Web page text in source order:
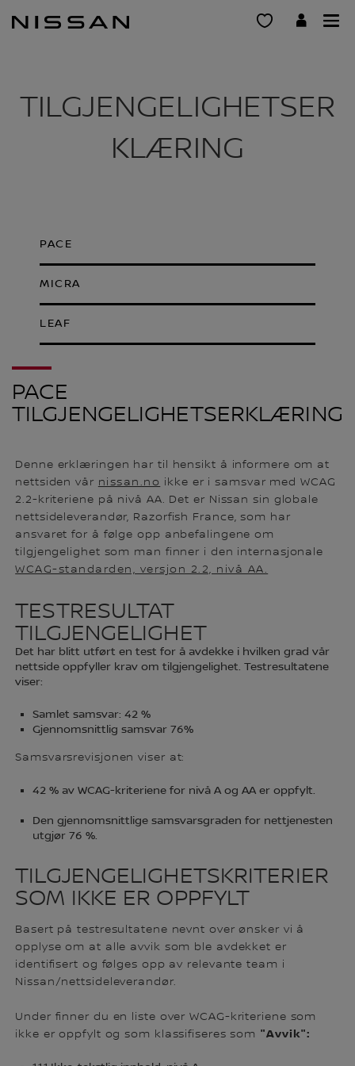
TILGJENGELIGHETSER
KLÆRING
PACE
MICRA
LEAF
PACE
TILGJENGELIGHETSERKLÆRING
Denne erklæringen har til hensikt å informere om at
nettsiden vår nissan.no ikke er i samsvar med WCAG
2.2-kriteriene på nivå AA. Det er Nissan sin globale
nettsideleverandør, Razorfish France, som har
ansvaret for å følge opp anbefalingene om
tilgjengelighet som man finner i den internasjonale
WCAG-standarden, versjon 2.2, nivå AA.
TESTRESULTAT
TILGJENGELIGHET
Det har blitt utført en test for å avdekke i hvilken grad vår
nettside oppfyller krav om tilgjengelighet. Testresultatene
viser:
Samlet samsvar: 42 %
Gjennomsnittlig samsvar 76%
Samsvarsrevisjonen viser at:
42 % av WCAG-kriteriene for nivå A og AA er oppfylt.
Den gjennomsnittlige samsvarsgraden for nettjenesten
utgjør 76 %.
TILGJENGELIGHETSKRITERIER
SOM IKKE ER OPPFYLT
Basert på testresultatene nevnt over ønsker vi å
opplyse om at alle avvik som ble avdekket er
identifisert og følges opp av relevante team i
Nissan/nettsideleverandør.
Under finner du en liste over WCAG-kriteriene som
ikke er oppfylt og som klassifiseres som "Avvik":